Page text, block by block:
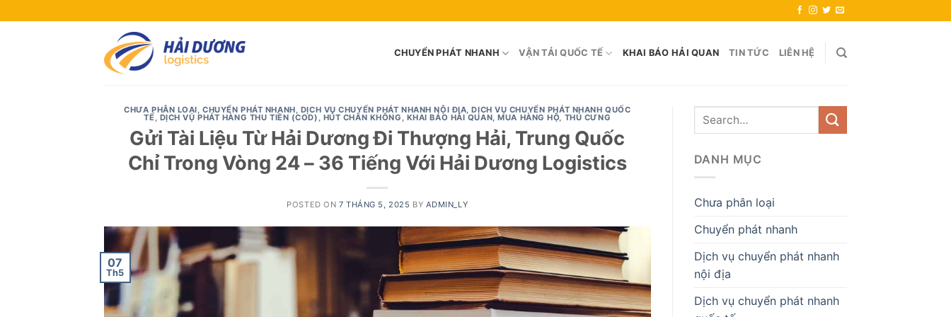
to
CHUYỂN PHÁT NHANH VẬN TẢI QUỐC TẾ KHAI BÁO HẢI QUAN TIN TỨC LIÊN HỆ
CHƯA PHÂN LOẠI,CHUYỂN PHÁT NHANH, DỊCH VỤ CHUYỂN PHÁT NHANH NỘI ĐỊA,DỊCH VỤ CHUYỂN PHÁT NHANH QUỐC
TẾ, DỊCH VỤ PHÁT HÀNG THU TIỀN (COD) , HÚT CHÂN KHÔNG , KHAI BÁO HẢI QUAN,MUA HÀNG HỘ, THÚ CƯNG
Gửi Tài Liệu Từ Hải Dương Đi Thượng Hải, Trung Quốc
Chỉ Trong Vòng 24 – 36 Tiếng Với Hải Dương Logistics
POSTED ON 7 THÁNG 5, 2025 BY ADMIN_LY
07
Th5
DANH MỤC
Chưa phân loại
Chuyển phát nhanh
Dịch vụ chuyển phát nhanh
nội địa
Dịch vụ chuyển phát nhanh